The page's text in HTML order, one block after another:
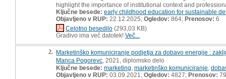
highlight the importance of institutional context and
Ključne besede: early childhood education for sustainable
Objavljeno v RUP: 22.12.2025; Ogledov: 864; Prenosov: 6
Celotno besedilo (293,03 KB)
Gradivo ima več datotek! Več...
2. Marketinško komuniciranje podjetja za dobavo energije :
Manca Pogorevc , 2021, diplomsko delo
Ključne besede: marketing marketinško komuniciranje
Objavljeno v RUP: 03.09.2021; Ogledov: 4827; Prenosov: 79